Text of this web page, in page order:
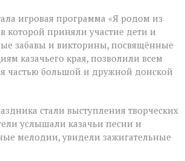
игровая программа «Я родом из
которой приняли участие дети и
забавы и викторины, посвящённые
казачьего края, позволили всем
частью большой и дружной донской
стали выступления творческих
услышали казачьи песни и
мелодии, увидели зажигательные